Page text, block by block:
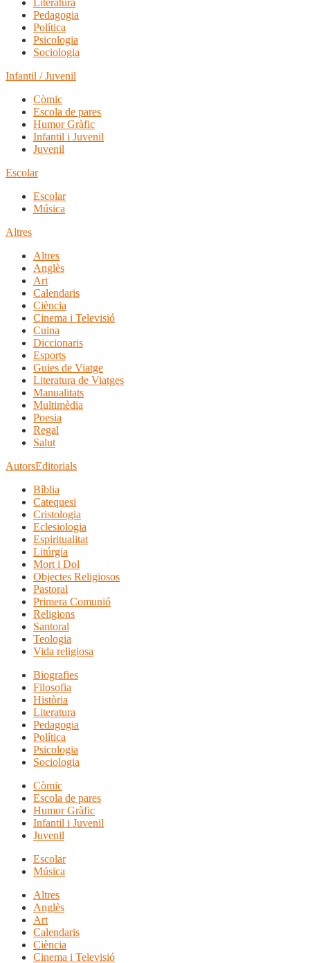
Literatura
Pedagogia
Política
Psicologia
Sociologia
Infantil / Juvenil
Còmic
Escola de pares
Humor Gràfic
Infantil i Juvenil
Juvenil
Escolar
Escolar
Música
Altres
Altres
Anglès
Art
Calendaris
Ciència
Cinema i Televisió
Cuina
Diccionaris
Esports
Guies de Viatge
Literatura de Viatges
Manualitats
Multimèdia
Poesia
Regal
Salut
AutorsEditorials
Bíblia
Catequesi
Cristologia
Eclesiologia
Espiritualitat
Litúrgia
Mort i Dol
Objectes Religiosos
Pastoral
Primera Comunió
Religions
Santoral
Teologia
Vida religiosa
Biografies
Filosofia
Història
Literatura
Pedagogia
Política
Psicologia
Sociologia
Còmic
Escola de pares
Humor Gràfic
Infantil i Juvenil
Juvenil
Escolar
Música
Altres
Anglès
Art
Calendaris
Ciència
Cinema i Televisió